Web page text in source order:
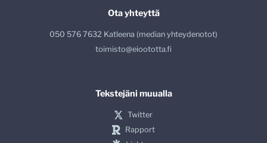
Ota yhteyttä
050 576 7632 Katleena (median yhteydenotot)
toimisto@eioototta.fi
Tekstejäni muualla
Twitter
Rapport